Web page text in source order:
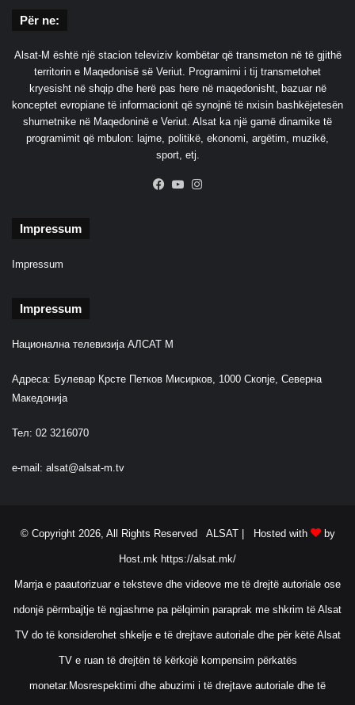
Për ne:
Alsat-M është një stacion televiziv kombëtar që transmeton në të gjithë
territorin e Maqedonisë së Veriut. Programimi i tij transmetohet
kryesisht në shqip dhe herë pas here në maqedonisht, bazuar në
konceptet evropiane të informacionit që synojnë të nxisin bashkëjetesën
shumetnike në Maqedoninë e Veriut. Alsat ka një gamë dinamike të
programimit që mbulon: lajme, politikë, ekonomi, argëtim, muzikë,
sport, etj.
Facebook
YouTube
Impressum
Impressum
Impressum
Национална телевизија АЛСАТ М
Адреса: Булевар Крсте Петков Мисирков, 1000 Скопје, Северна
Македонија
Тел: 02 3216070
e-mail: alsat@alsat-m.tv
© Copyright 2026, All Rights Reserved ALSAT | Hosted with by
Host.mk https://alsat.mk/
Marrja e paautorizuar e teksteve dhe videove me të drejtë autoriale ose
ndonjë përmbajtje të ngjashme pa pëlqimin paraprak me shkrim të Alsat
TV do të konsiderohet shkelje e të drejtave autoriale dhe për këtë Alsat
TV e ruan të drejtën të kërkojë kompensim përkatës
monetar.Mosrespektimi dhe abuzimi i të drejtave autoriale dhe të